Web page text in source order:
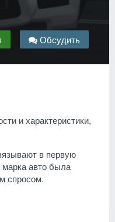
Обсудить
и характеристики,
в первую
марка авто была
спросом.